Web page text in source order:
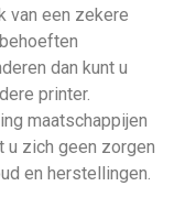
van een zekere
dan kunt u
printer.
maatschappijen
u zich geen zorgen
en herstellingen.